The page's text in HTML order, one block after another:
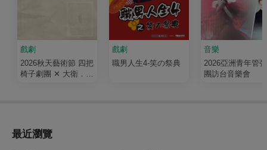
戲劇
2026秋天藝術節 四把
椅子劇團 ✕ 大衛．吉
戲劇
職男人生4-笑の祭典
音樂
2026亞洲青年管
團訪台音樂會
最近瀏覽